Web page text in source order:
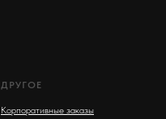
ДРУГОЕ
Корпоративные заказы